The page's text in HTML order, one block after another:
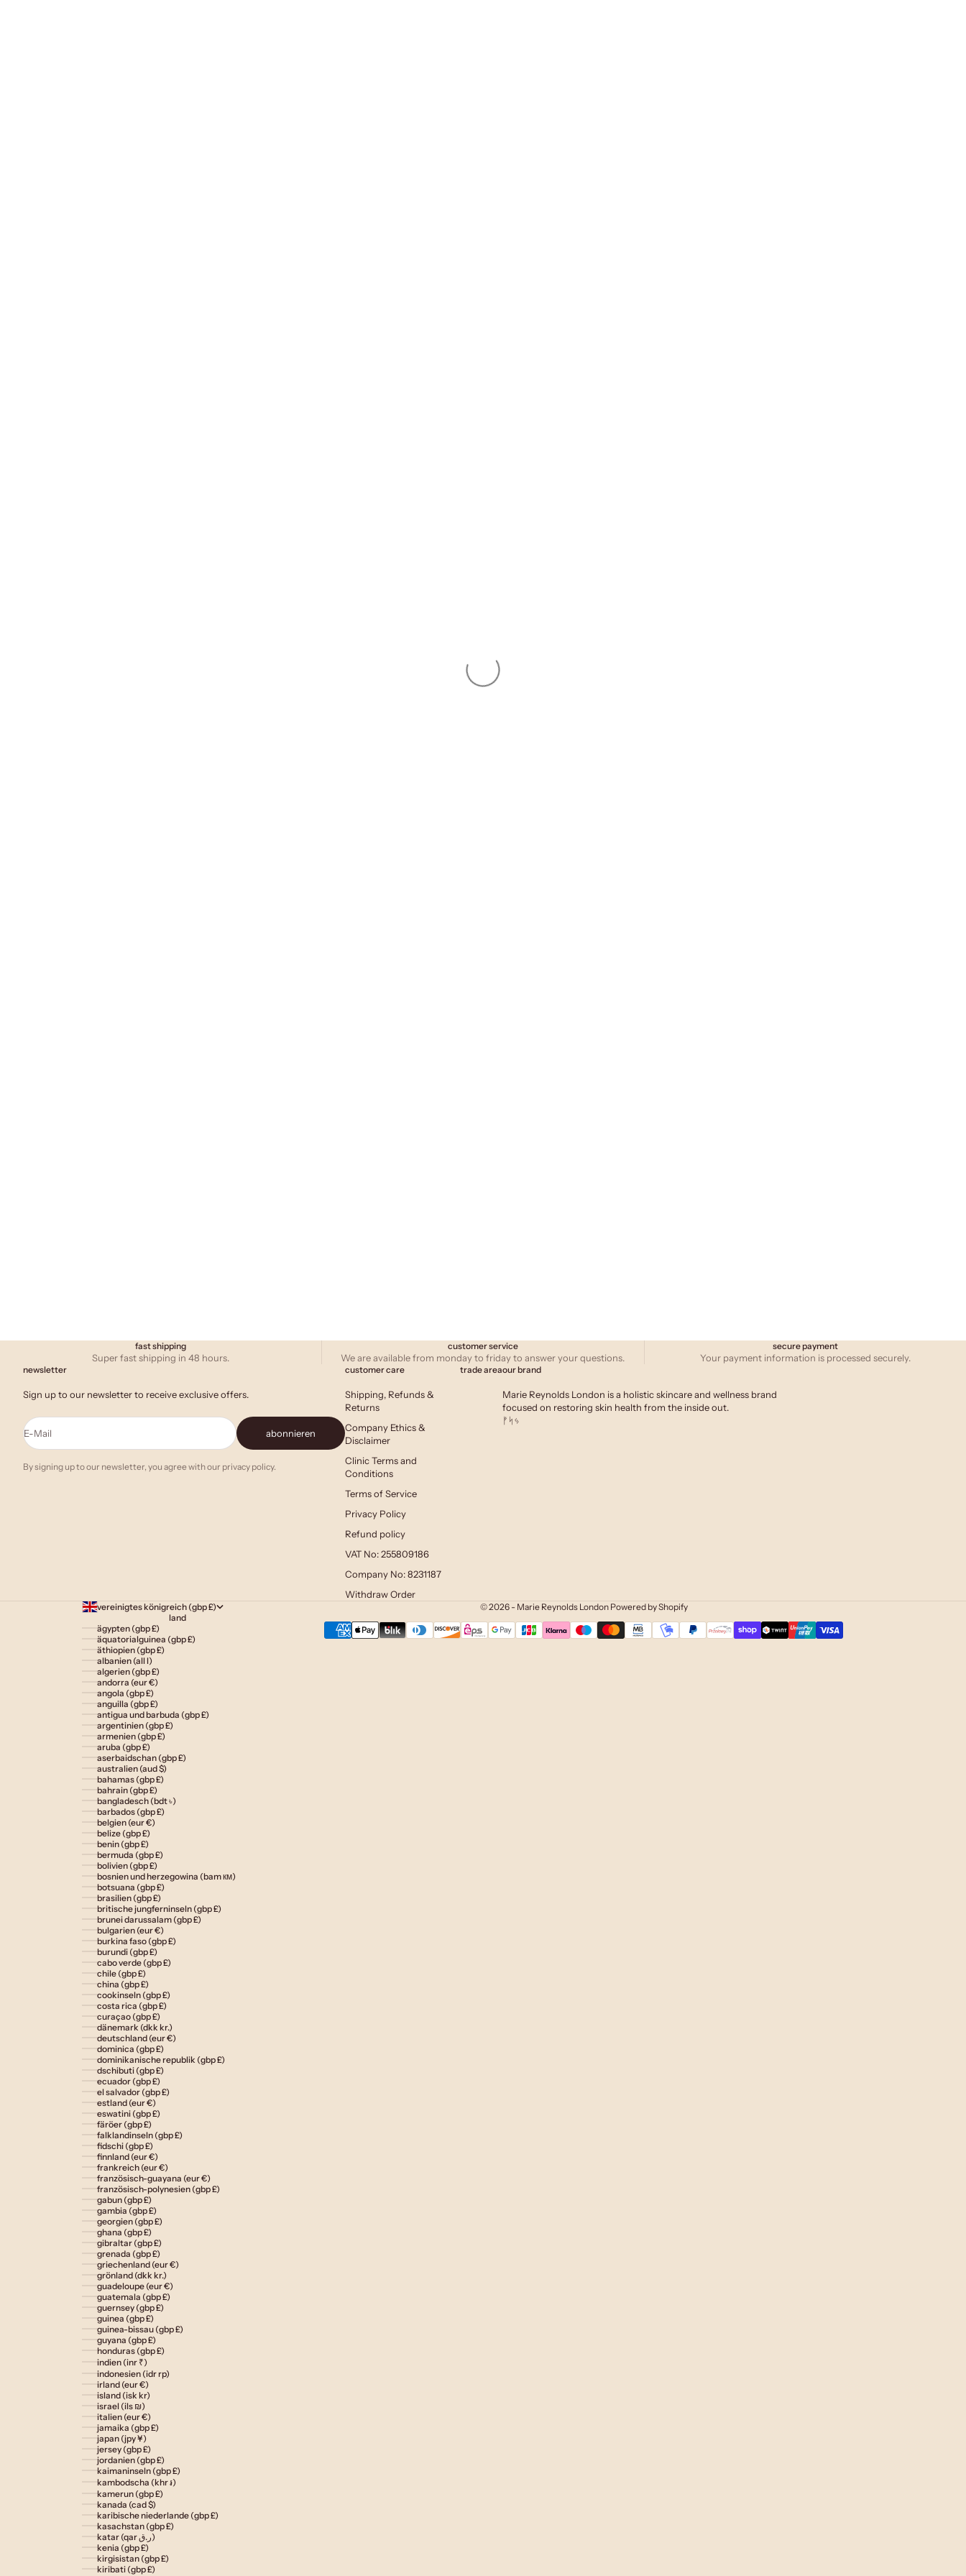
fast shipping
Super fast shipping in 48 hours.
customer service
We are available from monday to friday to answer your questions.
secure payment
Your payment information is processed securely.
newsletter
Sign up to our newsletter to receive exclusive offers.
E-Mail abonnieren
By signing up to our newsletter, you agree with our privacy policy.
customer care
Shipping, Refunds &
Returns
Company Ethics &
Disclaimer
Clinic Terms and
Conditions
Terms of Service
Privacy Policy
Refund policy
VAT No: 255809186
Company No: 8231187
Withdraw Order
trade areaour brand
Marie Reynolds London is a holistic skincare and wellness brand
focused on restoring skin health from the inside out.
ᚠᛋᛃ
vereinigtes königreich (gbp £)
land
ägypten (gbp £)
äquatorialguinea (gbp £)
äthiopien (gbp £)
albanien (all l)
algerien (gbp £)
andorra (eur €)
angola (gbp £)
anguilla (gbp £)
antigua und barbuda (gbp £)
argentinien (gbp £)
armenien (gbp £)
aruba (gbp £)
aserbaidschan (gbp £)
australien (aud $)
bahamas (gbp £)
bahrain (gbp £)
bangladesch (bdt ৳)
barbados (gbp £)
belgien (eur €)
belize (gbp £)
benin (gbp £)
bermuda (gbp £)
bolivien (gbp £)
bosnien und herzegowina (bam км)
botsuana (gbp £)
brasilien (gbp £)
britische jungferninseln (gbp £)
brunei darussalam (gbp £)
bulgarien (eur €)
burkina faso (gbp £)
burundi (gbp £)
cabo verde (gbp £)
chile (gbp £)
china (gbp £)
cookinseln (gbp £)
costa rica (gbp £)
curaçao (gbp £)
dänemark (dkk kr.)
deutschland (eur €)
dominica (gbp £)
dominikanische republik (gbp £)
dschibuti (gbp £)
ecuador (gbp £)
el salvador (gbp £)
estland (eur €)
eswatini (gbp £)
färöer (gbp £)
falklandinseln (gbp £)
fidschi (gbp £)
finnland (eur €)
frankreich (eur €)
französisch-guayana (eur €)
französisch-polynesien (gbp £)
gabun (gbp £)
gambia (gbp £)
georgien (gbp £)
ghana (gbp £)
gibraltar (gbp £)
grenada (gbp £)
griechenland (eur €)
grönland (dkk kr.)
guadeloupe (eur €)
guatemala (gbp £)
guernsey (gbp £)
guinea (gbp £)
guinea-bissau (gbp £)
guyana (gbp £)
honduras (gbp £)
indien (inr ₹)
indonesien (idr rp)
irland (eur €)
island (isk kr)
israel (ils ₪)
italien (eur €)
jamaika (gbp £)
japan (jpy ¥)
jersey (gbp £)
jordanien (gbp £)
kaimaninseln (gbp £)
kambodscha (khr ៛)
kamerun (gbp £)
kanada (cad $)
karibische niederlande (gbp £)
kasachstan (gbp £)
katar (qar ر.ق)
kenia (gbp £)
kirgisistan (gbp £)
kiribati (gbp £)
© 2026 - Marie Reynolds London Powered by Shopify